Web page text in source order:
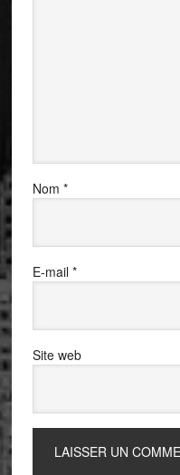
Nom *
E-mail *
Site web